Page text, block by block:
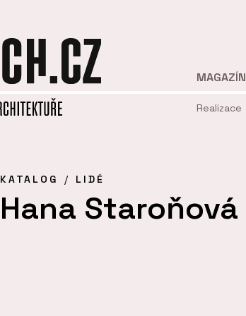
MAGAZÍN
Realizace
KATALOG LIDÉ
Hana Staroňová